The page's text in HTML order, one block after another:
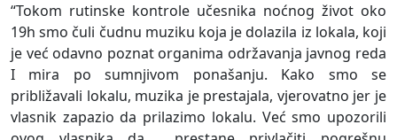
“Tokom rutinske kontrole učesnika noćnog život oko
19h smo čuli čudnu muziku koja je dolazila iz lokala, koji
je već odavno poznat organima održavanja javnog reda
I mira po sumnjivom ponašanju. Kako smo se
približavali lokalu, muzika je prestajala, vjerovatno jer je
vlasnik zapazio da prilazimo lokalu. Već smo upozorili